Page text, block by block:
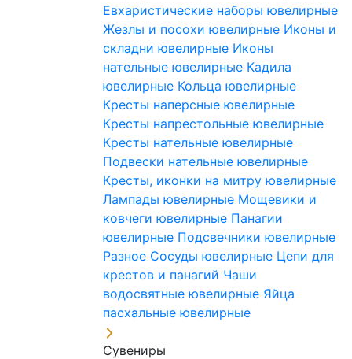
Евхаристические наборы ювелирные
Жезлы и посохи ювелирные Иконы и
складни ювелирные Иконы
нательные ювелирные Кадила
ювелирные Кольца ювелирные
Кресты наперсные ювелирные
Кресты напрестольные ювелирные
Кресты нательные ювелирные
Подвески нательные ювелирные
Кресты, иконки на митру ювелирные
Лампады ювелирные Мощевики и
ковчеги ювелирные Панагии
ювелирные Подсвечники ювелирные
Разное Сосуды ювелирные Цепи для
крестов и панагий Чаши
водосвятные ювелирные Яйца
пасхальные ювелирные
Сувениры